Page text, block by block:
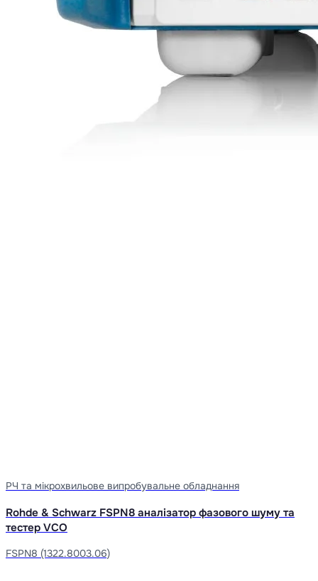
РЧ та мікрохвильове випробувальне обладнання
Rohde & Schwarz FSPN8 аналізатор фазового шуму та
тестер VCO
FSPN8 (1322.8003.06)